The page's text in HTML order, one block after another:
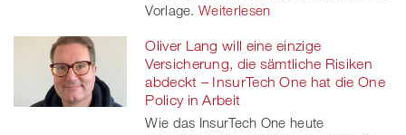
Vorlage. Weiterlesen
Oliver Lang will eine einzige
Versicherung, die sämtliche Risiken
abdeckt – InsurTech One hat die One
Policy in Arbeit
Wie das InsurTech One heute